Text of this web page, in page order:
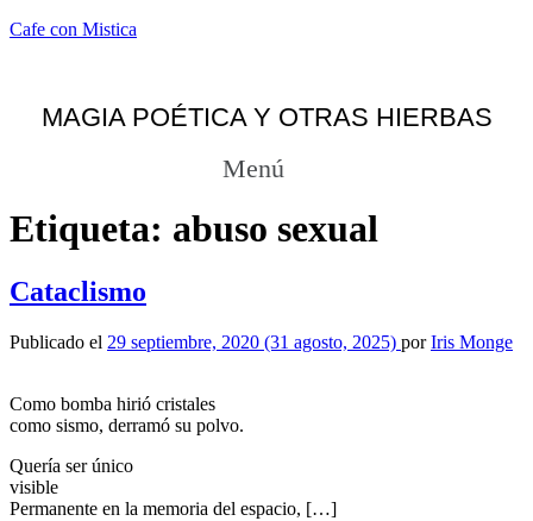
Cafe con Mistica
MAGIA POÉTICA Y OTRAS HIERBAS
Menú
Etiqueta: abuso sexual
Cataclismo
Publicado el 29 septiembre, 2020 (31 agosto, 2025) por Iris Monge
Como bomba hirió cristales
como sismo, derramó su polvo.
Quería ser único
visible
Permanente en la memoria del espacio, […]